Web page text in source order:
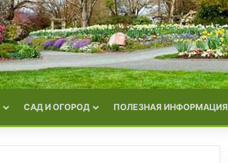
САД И ОГОРОД ПОЛЕЗНАЯ ИНФОРМАЦИЯ